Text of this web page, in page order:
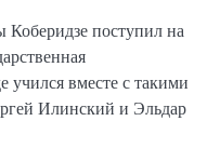
поступил на
вместе с такими
Илинский и Эльдар